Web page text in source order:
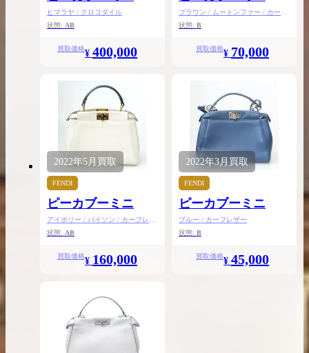
ヒマラヤ / クロコダイル
状態: AB
買取価格¥ 400,000
ブラウン / ムートンファー / カーフ
レザー
状態: B
買取価格¥ 70,000
2022年5月 買取
FENDI
ピーカブーミニ
アイボリー / パイソン / カーフレザ
ー
状態: AB
買取価格¥ 160,000
2022年3月買取
FENDI
ピーカブーミニ
ブルー / カーフレザー
状態: B
買取価格¥ 45,000